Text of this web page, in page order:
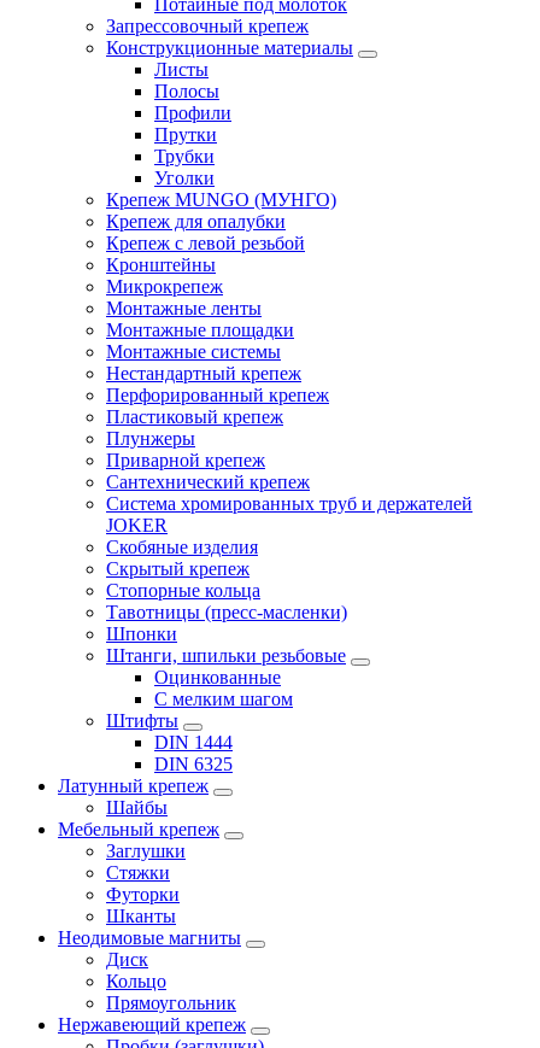
Запрессовочный крепеж
Конструкционные материалы
Листы
Полосы
Профили
Прутки
Трубки
Уголки
Крепеж MUNGO (МУНГО)
Крепеж для опалубки
Крепеж с левой резьбой
Кронштейны
Микрокрепеж
Монтажные ленты
Монтажные площадки
Монтажные системы
Нестандартный крепеж
Перфорированный крепеж
Пластиковый крепеж
Плунжеры
Приварной крепеж
Сантехнический крепеж
Система хромированных труб и держателей
JOKER
Скобяные изделия
Скрытый крепеж
Стопорные кольца
Тавотницы (пресс-масленки)
Шпонки
Штанги, шпильки резьбовые
Оцинкованные
С мелким шагом
Штифты
DIN 1444
DIN 6325
Латунный крепеж
Шайбы
Мебельный крепеж
Заглушки
Стяжки
Футорки
Шканты
Неодимовые магниты
Диск
Кольцо
Прямоугольник
Нержавеющий крепеж